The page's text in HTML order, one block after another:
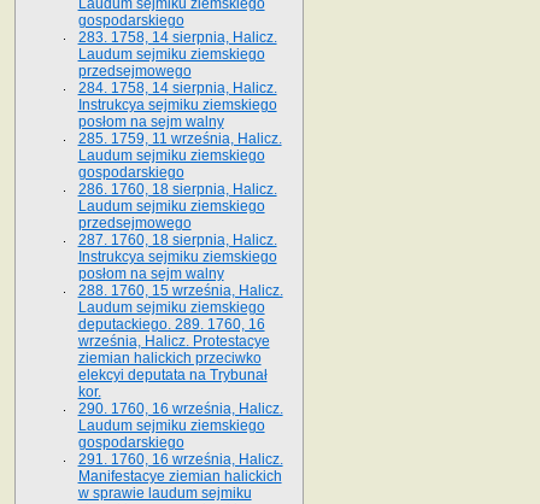
Laudum sejmiku ziemskiego
gospodarskiego
283. 1758, 14 sierpnia, Halicz.
Laudum sejmiku ziemskiego
przedsejmowego
284. 1758, 14 sierpnia, Halicz.
Instrukcya sejmiku ziemskiego
posłom na sejm walny
285. 1759, 11 września, Halicz.
Laudum sejmiku ziemskiego
gospodarskiego
286. 1760, 18 sierpnia, Halicz.
Laudum sejmiku ziemskiego
przedsejmowego
287. 1760, 18 sierpnia, Halicz.
Instrukcya sejmiku ziemskiego
posłom na sejm walny
288. 1760, 15 września, Halicz.
Laudum sejmiku ziemskiego
deputackiego. 289. 1760, 16
września, Halicz. Protestacye
ziemian halickich przeciwko
elekcyi deputata na Trybunał
kor.
290. 1760, 16 września, Halicz.
Laudum sejmiku ziemskiego
gospodarskiego
291. 1760, 16 września, Halicz.
Manifestacye ziemian halickich
w sprawie laudum sejmiku